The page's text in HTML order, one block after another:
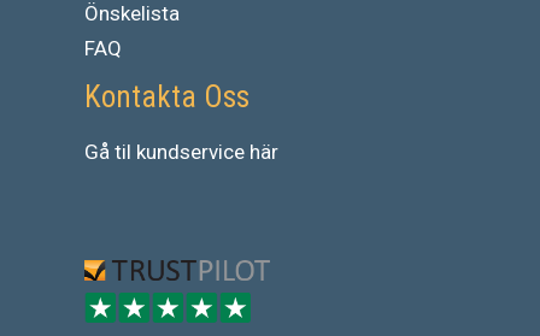
Önskelista
FAQ
Kontakta Oss
Gå til kundservice här